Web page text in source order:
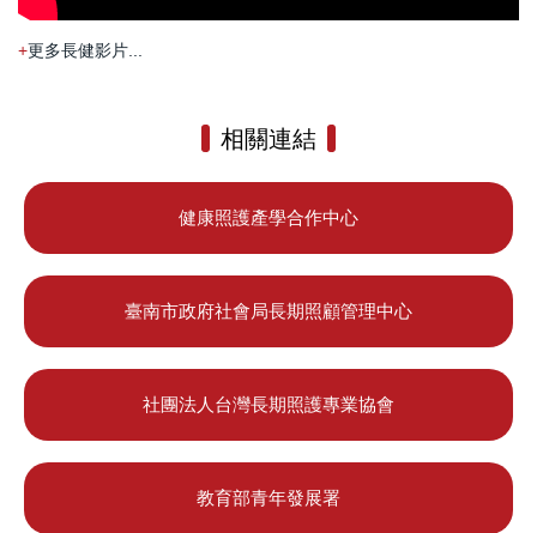
更多長健影片...
相關連結
健康照護產學合作中心
臺南市政府社會局長期照顧管理中心
社團法人台灣長期照護專業協會
教育部青年發展署